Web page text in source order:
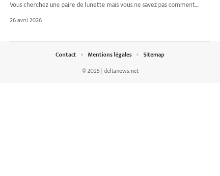
Vous cherchez une paire de lunette mais vous ne savez pas comment…
26 avril 2026
© 2025 | deltanews.net
Contact Mentions légales Sitemap